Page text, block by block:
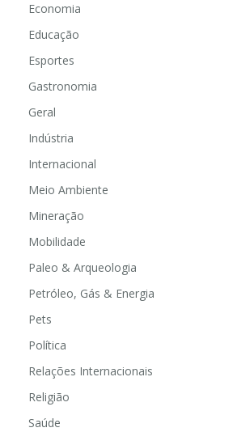
Economia
Educação
Esportes
Gastronomia
Geral
Indústria
Internacional
Meio Ambiente
Mineração
Mobilidade
Paleo & Arqueologia
Petróleo, Gás & Energia
Pets
Política
Relações Internacionais
Religião
Saúde